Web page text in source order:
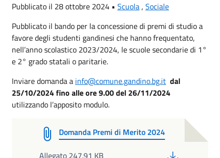
Pubblicato il 28 ottobre 2024 • Scuola, Sociale
Pubblicato il bando per la concessione di premi di studio a
favore degli studenti gandinesi che hanno frequentato,
nell’anno scolastico 2023/2024, le scuole secondarie di 1°
e 2° grado statali o paritarie.
Inviare domanda a info@comune.gandino.bg.it dal
25/10/2024 fino alle ore 9.00 del 26/11/2024
utilizzando l’apposito modulo.
Domanda Premi di Merito 2024
Allegato 247.91 KB